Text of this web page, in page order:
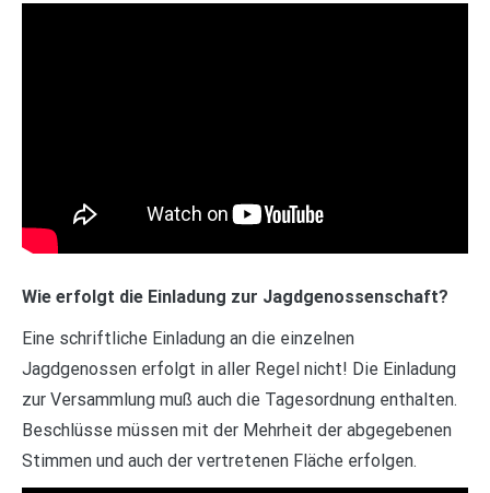
Wie erfolgt die Einladung zur Jagdgenossenschaft?
Eine schriftliche Einladung an die einzelnen
Jagdgenossen erfolgt in aller Regel nicht! Die Einladung
zur Versammlung muß auch die Tagesordnung enthalten.
Beschlüsse müssen mit der Mehrheit der abgegebenen
Stimmen und auch der vertretenen Fläche erfolgen.